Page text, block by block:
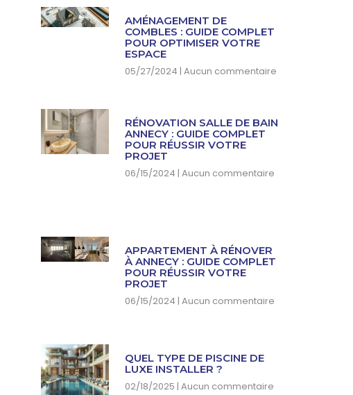
AMÉNAGEMENT DE
COMBLES : GUIDE COMPLET
POUR OPTIMISER VOTRE
ESPACE
05/27/2024 Aucun commentaire
RÉNOVATION SALLE DE BAIN
ANNECY : GUIDE COMPLET
POUR RÉUSSIR VOTRE
PROJET
06/15/2024 Aucun commentaire
APPARTEMENT À RÉNOVER
À ANNECY : GUIDE COMPLET
POUR RÉUSSIR VOTRE
PROJET
06/15/2024 Aucun commentaire
QUEL TYPE DE PISCINE DE
LUXE INSTALLER ?
02/18/2025 Aucun commentaire